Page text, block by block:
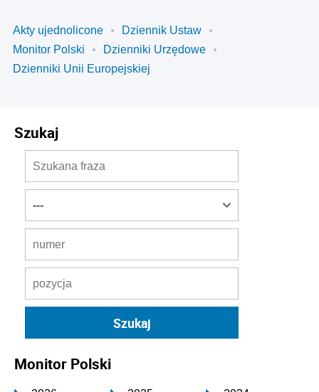
Akty ujednolicone
Dziennik Ustaw
Monitor Polski
Dzienniki Urzędowe
Dzienniki Unii Europejskiej
Szukaj
Monitor Polski